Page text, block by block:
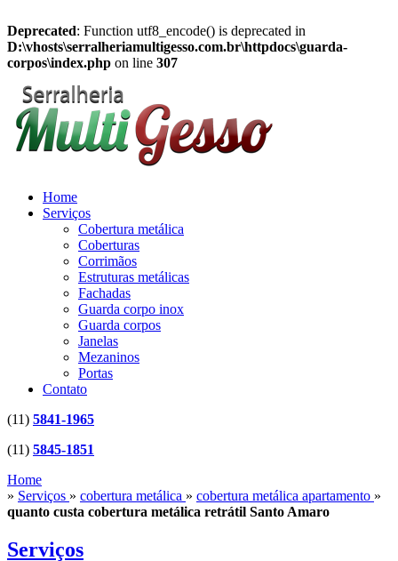
Deprecated: Function utf8_encode() is deprecated in
D:\vhosts\serralheriamultigesso.com.br\httpdocs\guarda-
corpos\index.php on line 307
Home
Serviços
Cobertura metálica
Coberturas
Corrimãos
Estruturas metálicas
Fachadas
Guarda corpo inox
Guarda corpos
Janelas
Mezaninos
Portas
Contato
(11) 5841-1965
(11) 5845-1851
Home
» Serviços » cobertura metálica » cobertura metálica apartamento »
quanto custa cobertura metálica retrátil Santo Amaro
Serviços